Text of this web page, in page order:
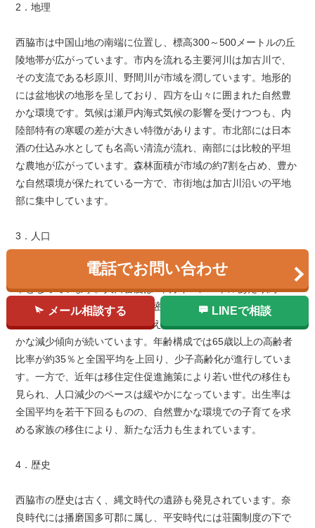
2．地理
西脇市は中国山地の南端に位置し、標高300～500メートルの丘
陵地帯が広がっています。市内を流れる主要河川は加古川で、
その支流である杉原川、野間川が市域を潤しています。地形的
には盆地状の地形を呈しており、四方を山々に囲まれた自然豊
かな環境です。気候は瀬戸内海式気候の影響を受けつつも、内
陸部特有の寒暖の差が大きい特徴があります。市北部には日本
酒の仕込み水としても名高い清流が流れ、南部には比較的平坦
な農地が広がっています。森林面積が市域の約7割を占め、豊か
な自然環境が保たれている一方で、市街地は加古川沿いの平地
部に集中しています。
3．人口
西脇市の人口は2023年現在で約3万7千人、世帯数は約1万6千世
帯となっています。人口密度は1平方キロメートルあたり約280
人と、兵庫県内では比較的低い密度です。高度経済成長期の
1970年代には人口が5万人を超えていましたが、その後は緩や
かな減少傾向が続いています。年齢構成では65歳以上の高齢者
比率が約35％と全国平均を上回り、少子高齢化が進行していま
す。一方で、近年は移住定住促進施策により若い世代の移住も
見られ、人口減少のペースは緩やかになっています。出生率は
全国平均を若干下回るものの、自然豊かな環境での子育てを求
める家族の移住により、新たな活力も生まれています。
4．歴史
西脇市の歴史は古く、縄文時代の遺跡も発見されています。奈
良時代には播磨国多可郡に属し、平安時代には荘園制度の下で
電話でお問い合わせ
メール相談する LINEで相談